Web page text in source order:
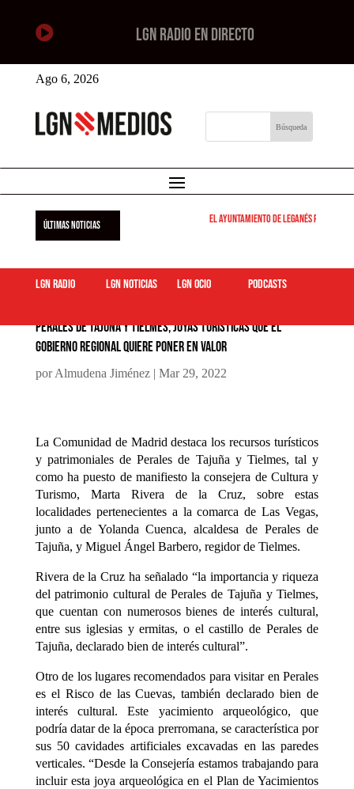
 LGN RADIO EN DIRECTO
Ago 6, 2026
ÚLTIMAS NOTICIAS El Ayuntamiento de Leganés pone en
LGN Radio LGN Noticias LGN ocio podcasts
Perales de Tajuña y Tielmes, joyas turísticas que el
Gobierno regional quiere poner en valor
porAlmudena Jiménez| Mar 29, 2022
La Comunidad de Madrid destaca los recursos turísticos
y patrimoniales de Perales de Tajuña y Tielmes, tal y
como ha puesto de manifiesto la consejera de Cultura y
Turismo, Marta Rivera de la Cruz, sobre estas
localidades pertenecientes a la comarca de Las Vegas,
junto a de Yolanda Cuenca, alcaldesa de Perales de
Tajuña, y Miguel Ángel Barbero, regidor de Tielmes.
Rivera de la Cruz ha señalado “la importancia y riqueza
del patrimonio cultural de Perales de Tajuña y Tielmes,
que cuentan con numerosos bienes de interés cultural,
entre sus iglesias y ermitas, o el castillo de Perales de
Tajuña, declarado bien de interés cultural”.
Otro de los lugares recomendados para visitar en Perales
es el Risco de las Cuevas, también declarado bien de
interés cultural. Este yacimiento arqueológico, que
podría datar de la época prerromana, se característica por
sus 50 cavidades artificiales excavadas en las paredes
verticales. “Desde la Consejería estamos trabajando para
incluir esta joya arqueológica en el Plan de Yacimientos